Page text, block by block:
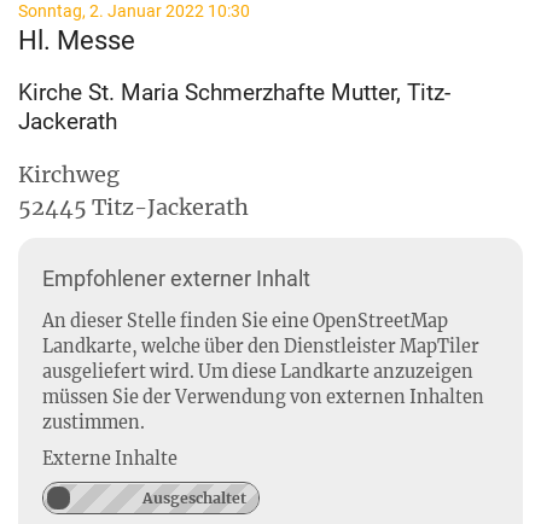
Sonntag, 2. Januar 2022 10:30
Hl. Messe
Kirche St. Maria Schmerzhafte Mutter, Titz-
Jackerath
Kirchweg
52445 Titz-Jackerath
Empfohlener externer Inhalt
An dieser Stelle finden Sie eine OpenStreetMap
Landkarte, welche über den Dienstleister MapTiler
ausgeliefert wird. Um diese Landkarte anzuzeigen
müssen Sie der Verwendung von externen Inhalten
zustimmen.
Externe Inhalte